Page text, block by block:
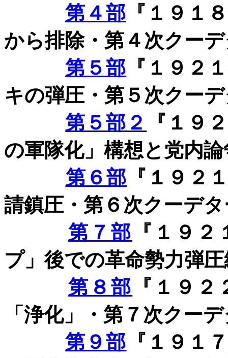
第４部 『１９１
から排除・第４次クー
第５部 『１９２
キの弾圧・第５次クー
第５部２
『１９
の軍隊化」構想と党内
第６部 『１９２
請鎮圧・第６次クーデ
第７部 『１９
プ」後での革命勢力弾
第８部 『１９
「浄化」・第７次クー
第９部 『１９１